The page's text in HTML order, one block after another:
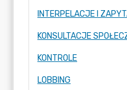
INTERPELACJE I
KONSULTACJE
KONTROLE
LOBBING